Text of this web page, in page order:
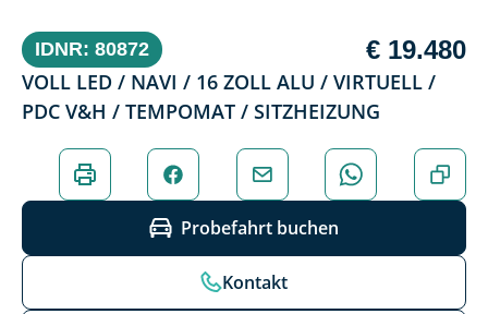
IDNR: 80872 € 19.480
VOLL LED / NAVI / 16 ZOLL ALU / VIRTUELL /
PDC V&H / TEMPOMAT / SITZHEIZUNG
Probefahrt buchen
Kontakt